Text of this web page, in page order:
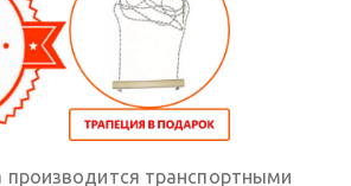
производится транспортными